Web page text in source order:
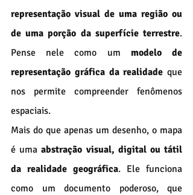
representação visual de uma região ou
de uma porção da superfície terrestre.
Pense nele como um modelo de
representação gráfica da realidade que
nos permite compreender fenômenos
espaciais.
Mais do que apenas um desenho, o mapa
é uma abstração visual, digital ou tátil
da realidade geográfica. Ele funciona
como um documento poderoso, que